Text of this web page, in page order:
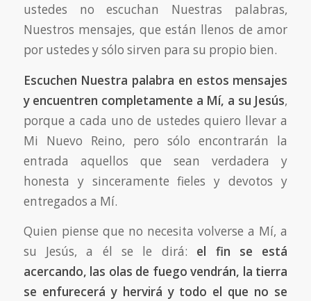
ustedes no escuchan Nuestras palabras,
Nuestros mensajes, que están llenos de amor
por ustedes y sólo sirven para su propio bien.
Escuchen Nuestra palabra en estos mensajes
y encuentren completamente a Mí, a su Jesús,
porque a cada uno de ustedes quiero llevar a
Mi Nuevo Reino, pero sólo encontrarán la
entrada aquellos que sean verdadera y
honesta y sinceramente fieles y devotos y
entregados a Mí.
Quien piense que no necesita volverse a Mí, a
su Jesús, a él se le dirá: el fin se está
acercando, las olas de fuego vendrán, la tierra
se enfurecerá y hervirá y todo el que no se